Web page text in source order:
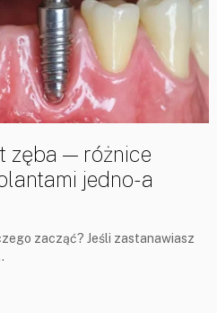
zęba — różnice
jedno- a
zacząć? Jeśli zastanawiasz